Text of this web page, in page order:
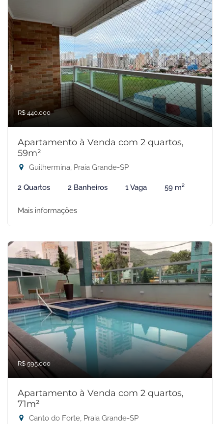
R$ 440.000
Apartamento à Venda com 2 quartos,
59m²
Guilhermina, Praia Grande-SP
2 Quartos 2 Banheiros 1 Vaga 59 m²
Mais informações
R$ 595.000
Apartamento à Venda com 2 quartos,
71m²
Canto do Forte, Praia Grande-SP